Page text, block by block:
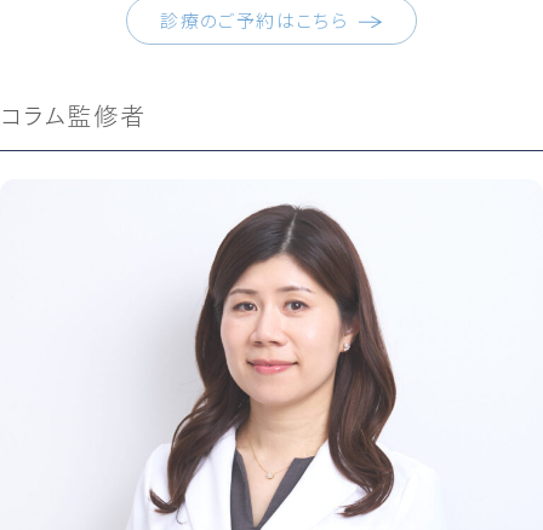
診療のご予約はこちら
コラム監修者